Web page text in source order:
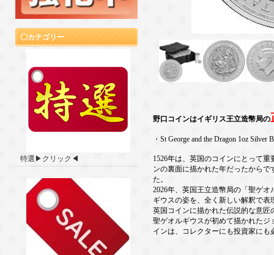
カテゴリー
特選▶クリック◀
野口コインはイギリス王立造幣局の
・St George and the Dragon 1oz Silver
1526年は、英国のコインにとって
ンの裏面に描かれた年だったから
た。
2026年、英国王立造幣局の「聖ゲ
ギウスの姿を、全く新しい解釈で
英国コインに描かれた伝説的な意匠
聖ゲオルギウスが初めて描かれた
インは、コレクターにも投資家にも